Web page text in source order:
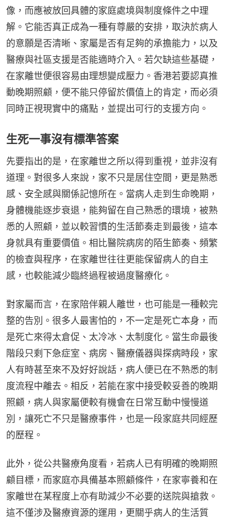
像，而應被放回具體的家庭處境與制度條件之中理
解。它能否真正成為一種有尊嚴的安排，取決於病人
的意願是否清晰、家屬是否有足夠的承擔能力，以及
醫療與社區支援是否能適時介入。若欠缺這些基礎，
在家離世便很容易由理想變成壓力。香港若要認真推
動晚期照顧，便不能只停留於價值上的肯定，而必須
同時正視現實中的痛點，並提出可行的支援方向。
生死一事沒有標準答案
先要指出的是，在家離世之所以得到重視，並非沒有
道理。對很多人來說，家不只是居住空間，更是熟悉
感、安全感與關係記憶所在。當病人走到生命晚期，
身體機能逐步衰退，能夠留在自己熟悉的環境，被熟
悉的人照顧，並以較習慣的生活節奏走到最後，這本
身就具有重要價值。相比醫院病房的陌生節奏、頻繁
的檢查與程序，在家離世往往更能保留病人的自主
感，也較能減少臨終過程被過度醫療化。
對家屬而言，在家陪伴親人離世，也可能是一種較完
整的告別。很多人最害怕的，不一定是死亡本身，而
是死亡來得太倉促、太冷冰、太制度化。當生命最後
階段只剩下急症室、病房、醫療儀器與探病時段，家
人有時甚至來不及好好說話，病人便已在不熟悉的制
度流程中離去。相反，若能在家中接受較妥善的晚期
照顧，病人與家屬便較有機會在日常互動中慢慢道
別，讓死亡不只是醫療事件，也是一段家庭共同經歷
的歷程。
此外，從公共醫療角度看，若病人已有明確的晚期照
顧目標，而家庭亦具備基本照顧條件，在家寧養和在
家離世在某程度上亦有助減少不必要的送院與搶救。
這不僅涉及醫療資源的運用，更關乎病人的生活質